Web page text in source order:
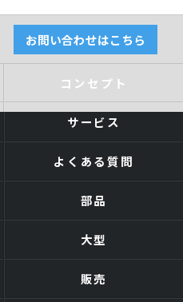
お問い合わせはこちら
コンセプト
サービス
よくある質問
部品
大型
販売